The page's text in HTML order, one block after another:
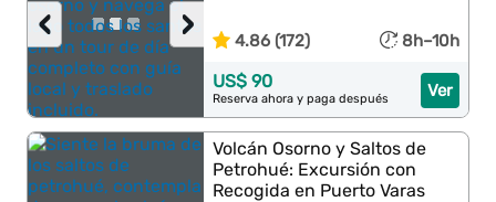
›
‹ 4.86 (172) 8h–10h
Ver
US$ 90
Reserva ahora y paga después
Volcán Osorno y Saltos de
Petrohué: Excursión con
Recogida en Puerto Varas